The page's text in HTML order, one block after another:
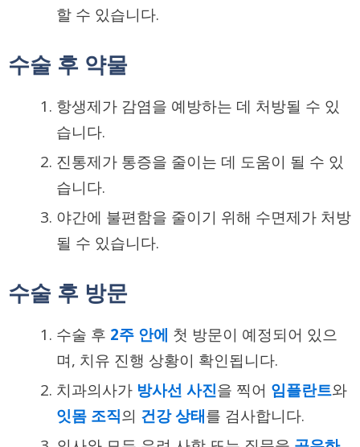
할 수 있습니다.
수술 후 약물
항생제가 감염을 예방하는 데 처방될 수 있
습니다.
진통제가 통증을 줄이는 데 도움이 될 수 있
습니다.
야간에 불편함을 줄이기 위해 수면제가 처방
될 수 있습니다.
수술 후 방문
수술 후 2주 안에 첫 방문이 예정되어 있으
며, 치유 진행 상황이 확인됩니다.
치과의사가 방사선 사진을 찍어 임플란트와
잇몸 조직의 건강 상태를 검사합니다.